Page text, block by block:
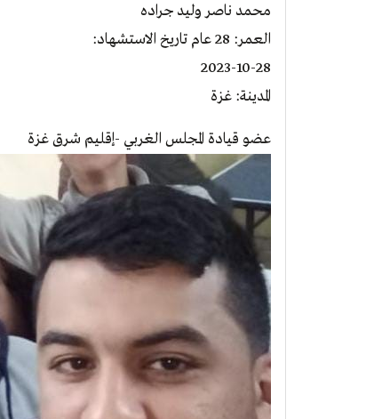
محمد ناصر وليد جراده
العمر: 28 عام تاريخ الاستشهاد:
2023-10-28
المدينة: غزة
عضو قيادة المجلس الغربي -إقليم شرق غزة